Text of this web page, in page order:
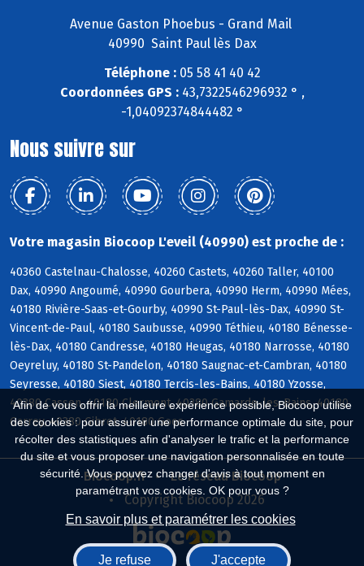
Afin de vous offrir la meilleure expérience possible, Biocoop utilise
des cookies : pour assurer une performance optimale du site, pour
récolter des statistiques afin d'analyser le trafic et la performance
du site et vous proposer une navigation personnalisée en toute
sécurité. Vous pouvez changer d'avis à tout moment en
paramétrant vos cookies. OK pour vous ?
En savoir plus et paramétrer les cookies
Je refuse J'accepte
Avenue Gaston Phoebus - Grand Mail
40990 Saint Paul lès Dax
Téléphone :05 58 41 40 42
Coordonnées GPS :43,7322546296932 ° ,
-1,04092374844482 °
Nous suivre sur
Votre magasin Biocoop L'eveil (40990) est proche de :
40360 Castelnau-Chalosse, 40260 Castets, 40260 Taller, 40100
Dax, 40990 Angoumé, 40990 Gourbera, 40990 Herm, 40990 Mées,
40180 Rivière-Saas-et-Gourby, 40990 St-Paul-lès-Dax, 40990 St-
Vincent-de-Paul, 40180 Saubusse, 40990 Téthieu, 40180 Bénesse-
lès-Dax, 40180 Candresse, 40180 Heugas, 40180 Narrosse, 40180
Oeyreluy, 40180 St-Pandelon, 40180 Saugnac-et-Cambran, 40180
Seyresse, 40180 Siest, 40180 Tercis-les-Bains, 40180 Yzosse,
40380 Cassen, 40180 Clermont, 40380 Gamarde-les-Bains, 40180
Garrey, 40380 Gibret, 40180 Goos
Biocoop.fr
Le réseau Biocoop
Copyright Biocoop 2026